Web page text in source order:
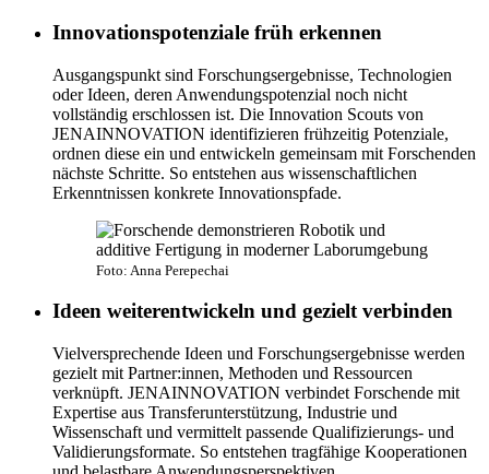
Innovationspotenziale früh erkennen
Ausgangspunkt sind Forschungsergebnisse, Technologien
oder Ideen, deren Anwendungspotenzial noch nicht
vollständig erschlossen ist. Die Innovation Scouts von
JENAINNOVATION identifizieren frühzeitig Potenziale,
ordnen diese ein und entwickeln gemeinsam mit Forschenden
nächste Schritte. So entstehen aus wissenschaftlichen
Erkenntnissen konkrete Innovationspfade.
Foto: Anna Perepechai
Ideen weiterentwickeln und gezielt verbinden
Vielversprechende Ideen und Forschungsergebnisse werden
gezielt mit Partner:innen, Methoden und Ressourcen
verknüpft. JENAINNOVATION verbindet Forschende mit
Expertise aus Transferunterstützung, Industrie und
Wissenschaft und vermittelt passende Qualifizierungs- und
Validierungsformate. So entstehen tragfähige Kooperationen